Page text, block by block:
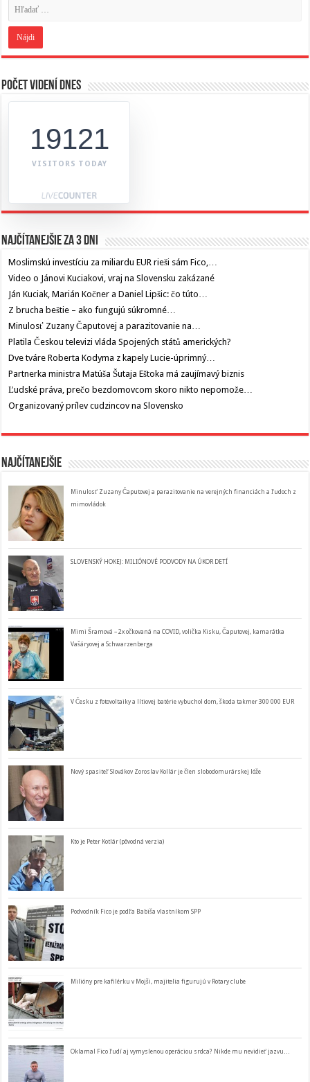
Počet videní dnes
19121
VISITORS TODAY
Najčítanejšie za 3 dni
Moslimskú investíciu za miliardu EUR rieši sám Fico,…
Video o Jánovi Kuciakovi, vraj na Slovensku zakázané
Ján Kuciak, Marián Kočner a Daniel Lipšic: čo túto…
Z brucha beštie – ako fungujú súkromné…
Minulosť Zuzany Čaputovej a parazitovanie na…
Platila Českou televizi vláda Spojených států amerických?
Dve tváre Roberta Kodyma z kapely Lucie-úprimný…
Partnerka ministra Matúša Šutaja Eštoka má zaujímavý biznis
Ľudské práva, prečo bezdomovcom skoro nikto nepomože…
Organizovaný prílev cudzincov na Slovensko
Najčítanejšie
Minulosť Zuzany Čaputovej a parazitovanie na verejných financiách a ľudoch z
mimovládok
SLOVENSKÝ HOKEJ: MILIÓNOVÉ PODVODY NA ÚKOR DETÍ
Mimi Šramová – 2x očkovaná na COVID, volička Kisku, Čaputovej, kamarátka
Vašáryovej a Schwarzenberga
V Česku z fotovoltaiky a lítiovej batérie vybuchol dom, škoda takmer 300 000 EUR
Nový spasiteľ Slovákov Zoroslav Kollár je člen slobodomurárskej lóže
Kto je Peter Kotlár (pôvodná verzia)
Podvodník Fico je podľa Babiša vlastníkom SPP
Milióny pre kafilérku v Mojši, majitelia figurujú v Rotary clube
Oklamal Fico ľudí aj vymyslenou operáciou srdca? Nikde mu nevidieť jazvu…